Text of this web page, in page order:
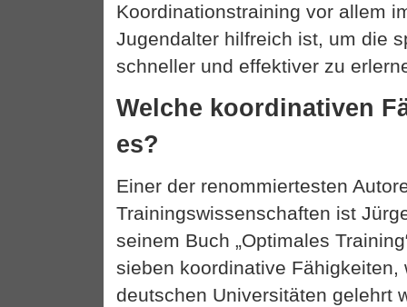
Koordinationstraining vor allem
Jugendalter hilfreich ist, um die
schneller und effektiver zu
Welche koordinativen
es?
Einer der renommiertesten
Trainingswissenschaften ist
seinem Buch „Optimales
sieben koordinative Fähigkeiten,
deutschen Universitäten gelehrt